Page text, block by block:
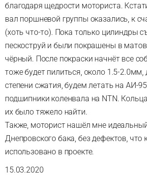
благодаря щедрости моториста.
вал поршневой группы оказались, к
(хоть что-то). Пока только цилиндры
пескоструй и были покрашены в
чёрный. После покраски начнёт все
тоже будет пилиться, около 1.5-2.0мм,
степени сжатия, будем летать на АИ-
подшипники коленвала на NTN.
их было тяжело найти.
Также, моторист нашёл мне
Днепровского бака, без дефектов, что
использовано в проекте.
15.03.2020